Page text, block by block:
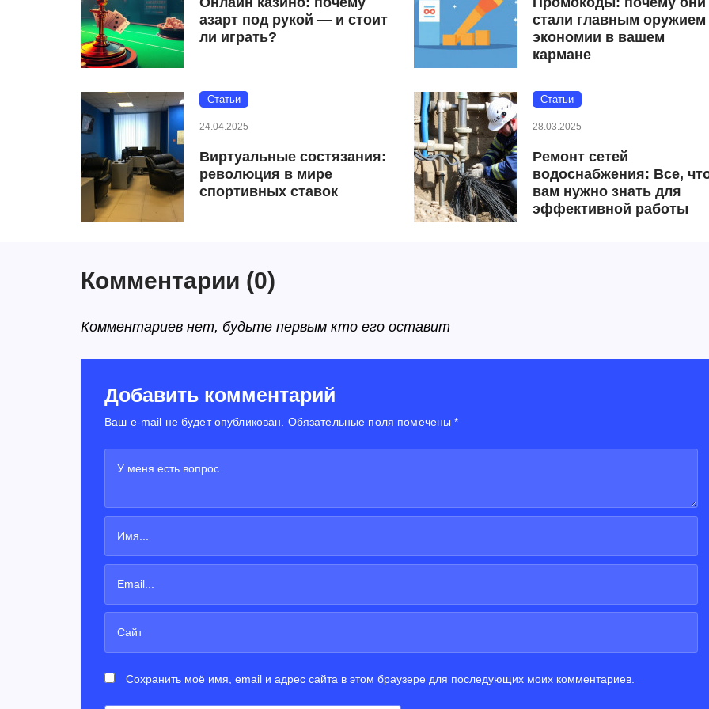
азарт под рукой — и стоит
ли играть?
стали главным оружием
экономии в вашем
кармане
Статьи
24.04.2025
Виртуальные состязания:
революция в мире
спортивных ставок
Статьи
28.03.2025
Ремонт сетей
водоснабжения: Все,
вам нужно знать для
эффективной работы
Комментарии (0)
Комментариев нет, будьте первым кто его оставит
Добавить комментарий
Ваш e-mail не будет опубликован. Обязательные поля помечены *
Сохранить моё имя, email и адрес сайта в этом браузере для последующих моих комментариев.